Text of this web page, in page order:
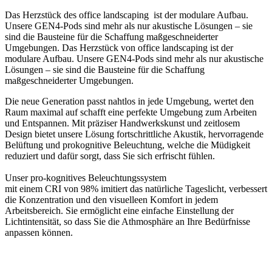
Das Herzstück des office landscaping ist der modulare Aufbau.
Unsere GEN4-Pods sind mehr als nur akustische Lösungen – sie
sind die Bausteine für die Schaffung maßgeschneiderter
Umgebungen. Das Herzstück von office landscaping ist der
modulare Aufbau. Unsere GEN4-Pods sind mehr als nur akustische
Lösungen – sie sind die Bausteine für die Schaffung
maßgeschneiderter Umgebungen.
Die neue Generation passt nahtlos in jede Umgebung, wertet den
Raum maximal auf schafft eine perfekte Umgebung zum Arbeiten
und Entspannen. Mit präziser Handwerkskunst und zeitlosem
Design bietet unsere Lösung fortschrittliche Akustik, hervorragende
Belüftung und prokognitive Beleuchtung, welche die Müdigkeit
reduziert und dafür sorgt, dass Sie sich erfrischt fühlen.
Unser pro-kognitives Beleuchtungssystem
mit einem CRI von 98% imitiert das natürliche Tageslicht, verbessert
die Konzentration und den visuelleen Komfort in jedem
Arbeitsbereich. Sie ermöglicht eine einfache Einstellung der
Lichtintensität, so dass Sie die Athmosphäre an Ihre Bedürfnisse
anpassen können.